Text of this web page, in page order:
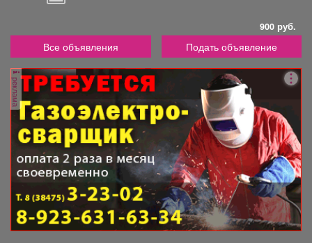
900 руб.
Все объявления Подать объявление
реклама